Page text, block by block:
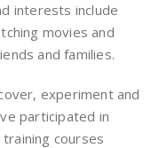
interests include
movies and
and families.
experiment and
participated in
courses